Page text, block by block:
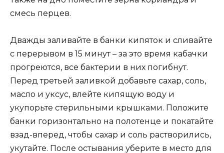
смесь перцев.
Дважды заливайте в банки кипяток и сливайте
с перерывом в 15 минут – за это время кабачки
прогреются, все бактерии в них погибнут.
Перед третьей заливкой добавьте сахар, соль,
масло и уксус, влейте кипящую воду и
укупорьте стерильными крышками. Положите
банки горизонтально на полотенце и покатайте
взад-вперед, чтобы сахар и соль растворились,
укутайте. После остывания уберите в место для